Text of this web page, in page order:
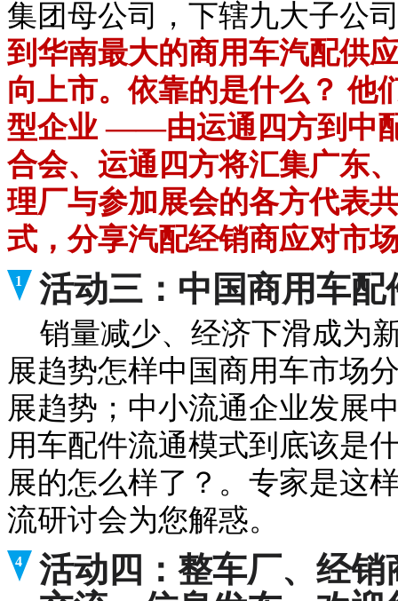
集团母公司，下辖九大子公
到华南最大的商用车汽配供
向上市。依靠的是什么？ 他
型企业 ——由运通四方到中
合会、运通四方将汇集广东
理厂与参加展会的各方代表
式，分享汽配经销商应对市
1 活动三：中国商用车
销量减少、经济下滑成为
展趋势怎样中国商用车市场
展趋势；中小流通企业发展
用车配件流通模式到底该是
展的怎么样了？。专家是这
流研讨会为您解惑。
4
活动四：整车厂、经